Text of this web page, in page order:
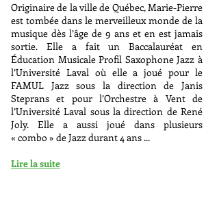
Originaire de la ville de Québec, Marie-Pierre
est tombée dans le merveilleux monde de la
musique dès l’âge de 9 ans et en est jamais
sortie. Elle a fait un Baccalauréat en
Éducation Musicale Profil Saxophone Jazz à
l’Université Laval où elle a joué pour le
FAMUL Jazz sous la direction de Janis
Steprans et pour l’Orchestre à Vent de
l’Université Laval sous la direction de René
Joly. Elle a aussi joué dans plusieurs
« combo » de Jazz durant 4 ans ...
Lire la suite